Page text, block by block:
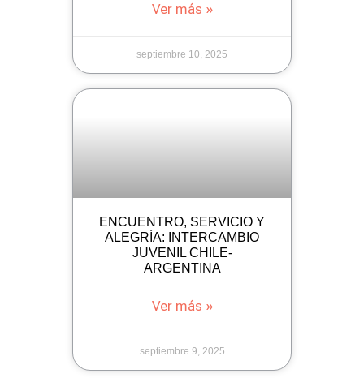
Ver más »
septiembre 10, 2025
ENCUENTRO, SERVICIO Y
ALEGRÍA: INTERCAMBIO
JUVENIL CHILE-
ARGENTINA
Ver más »
septiembre 9, 2025